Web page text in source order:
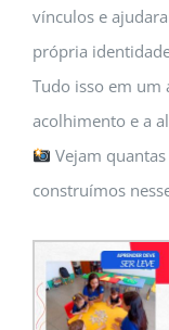
vínculos e
própria
Tudo isso em um
acolhimento e a
Vejam
construímos